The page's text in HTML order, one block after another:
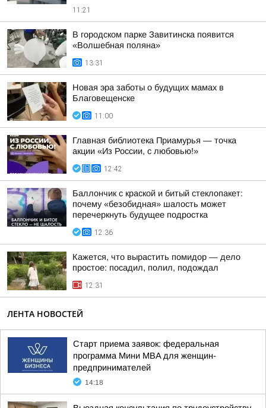
11:21
В городском парке Завитинска появится
«Волшебная поляна»
13:31
Новая эра заботы о будущих мамах в
Благовещенске
11:00
Главная библиотека Приамурья — точка
акции «Из России, с любовью!»
12:42
Баллончик с краской и битый стеклопакет:
почему «безобидная» шалость может
перечеркнуть будущее подростка
12:36
Кажется, что вырастить помидор — дело
простое: посадил, полил, подождал
12:31
ЛЕНТА НОВОСТЕЙ
Старт приема заявок: федеральная
программа Мини MBA для женщин-
предпринимателей
14:18